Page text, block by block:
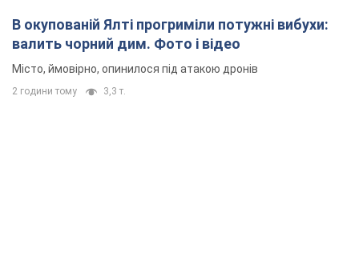
В окупованій Ялті прогриміли потужні вибухи:
валить чорний дим. Фото і відео
Місто, ймовірно, опинилося під атакою дронів
2 години тому 3,3 т.